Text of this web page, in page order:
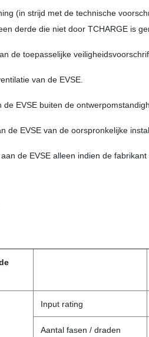
(in strijd met de technische
derde die niet door TCHARGE is
de toepasselijke
van de EVSE.
de EVSE buiten de
de EVSE van de oorspronkelijke
de EVSE alleen indien de
Input rating
Aantal fasen / draden